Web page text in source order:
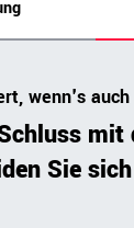
wenn's
mit
Sie